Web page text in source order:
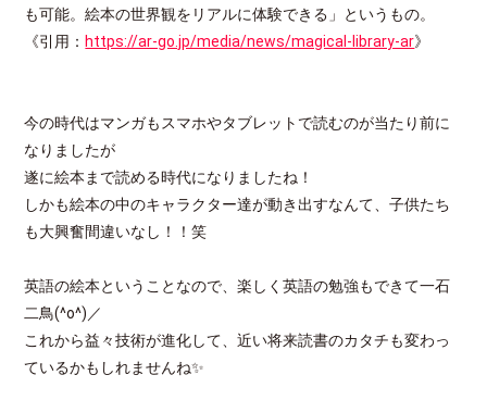
も可能。絵本の世界観をリアルに体験できる」というもの。
《引用： https://ar-go.jp/media/news/magical-library-ar》
今の時代はマンガもスマホやタブレットで読むのが当たり前に
なりましたが
遂に絵本まで読める時代になりましたね！
しかも絵本の中のキャラクター達が動き出すなんて、子供たち
も大興奮間違いなし！！笑
英語の絵本ということなので、楽しく英語の勉強もできて一石
二鳥(^o^)／
これから益々技術が進化して、近い将来読書のカタチも変わっ
ているかもしれませんね✨